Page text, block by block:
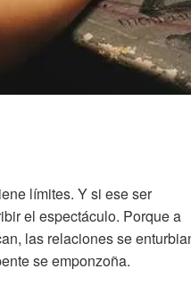
límites. Y si ese ser
el espectáculo. Porque a
las relaciones se
se emponzoña.